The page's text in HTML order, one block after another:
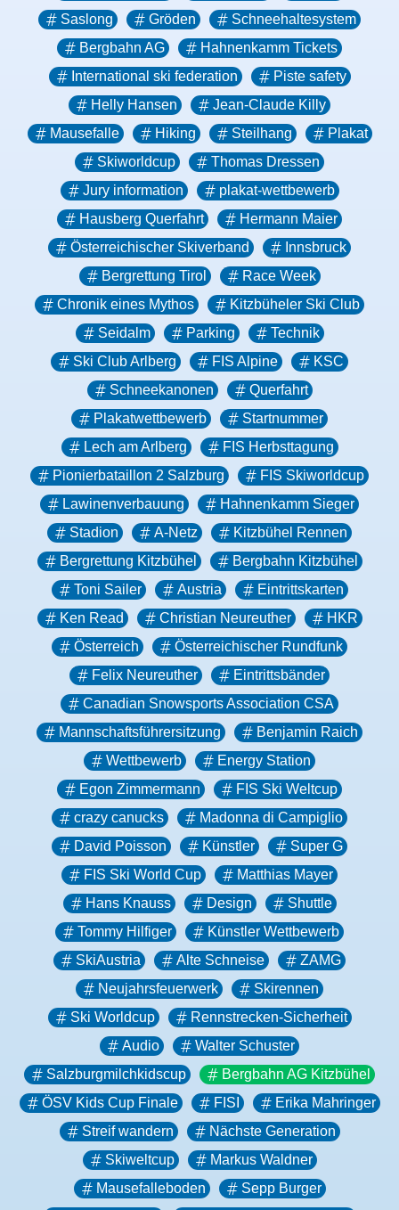
Saslong Gröden
Schneehaltesystem
Bergbahn AG
Hahnenkamm Tickets
International ski federation
Piste safety
Helly Hansen
Jean-Claude Killy
Mausefalle
Hiking Steilhang
Plakat
Skiworldcup
Thomas Dressen
Jury information
plakat-wettbewerb
Hausberg Querfahrt
Hermann Maier
Österreichischer Skiverband
Innsbruck
Bergrettung Tirol
Race Week
Chronik eines Mythos
Kitzbüheler Ski Club
Seidalm
Parking
Technik
Ski Club Arlberg
FIS Alpine
KSC
Schneekanonen
Querfahrt
Plakatwettbewerb
Startnummer
Lech am Arlberg
FIS Herbsttagung
Pionierbataillon 2 Salzburg
FIS Skiworldcup
Lawinenverbauung
Hahnenkamm Sieger
Stadion
A-Netz
Kitzbühel Rennen
Bergrettung Kitzbühel
Bergbahn Kitzbühel
Toni Sailer
Austria
Eintrittskarten
Ken Read
Christian Neureuther
HKR
Österreich
Österreichischer Rundfunk
Felix Neureuther
Eintrittsbänder
Canadian Snowsports Association CSA
Mannschaftsführersitzung
Benjamin Raich
Wettbewerb
Energy Station
Egon Zimmermann
FIS Ski Weltcup
crazy canucks
Madonna di Campiglio
David Poisson
Künstler
Super G
FIS Ski World Cup
Matthias Mayer
Hans Knauss
Design
Shuttle
Tommy Hilfiger
Künstler Wettbewerb
SkiAustria
Alte Schneise
ZAMG
Neujahrsfeuerwerk
Skirennen
Ski Worldcup
Rennstrecken-Sicherheit
Audio
Walter Schuster
Salzburgmilchkidscup
Bergbahn AG Kitzbühel
ÖSV Kids Cup Finale
FISI
Erika Mahringer
Streif wandern
Nächste Generation
Skiweltcup
Markus Waldner
Mausefalleboden
Sepp Burger